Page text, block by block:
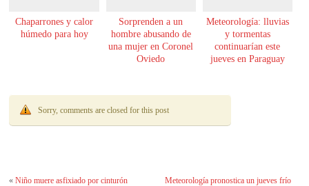
Chaparrones y calor
húmedo para hoy
Sorprenden a un
hombre abusando de
una mujer en Coronel
Oviedo
Meteorología: lluvias
y tormentas
continuarían este
jueves en Paraguay
Sorry, comments are closed for this post
«Niño muere asfixiado por cinturón
Meteorología pronostica un jueves frío